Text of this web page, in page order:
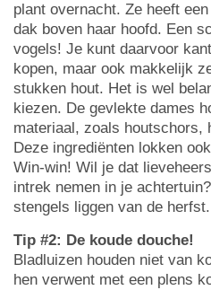
plant overnacht. Ze heeft
dak boven haar hoofd. Een
vogels! Je kunt daarvoor
kopen, maar ook makkelijk
stukken hout. Het is wel
kiezen. De gevlekte dames
materiaal, zoals houtschors,
Deze ingrediënten lokken
Win-win! Wil je dat
intrek nemen in je
stengels liggen van de
Tip #2: De koude douche!
Bladluizen houden niet van
hen verwent met een plens